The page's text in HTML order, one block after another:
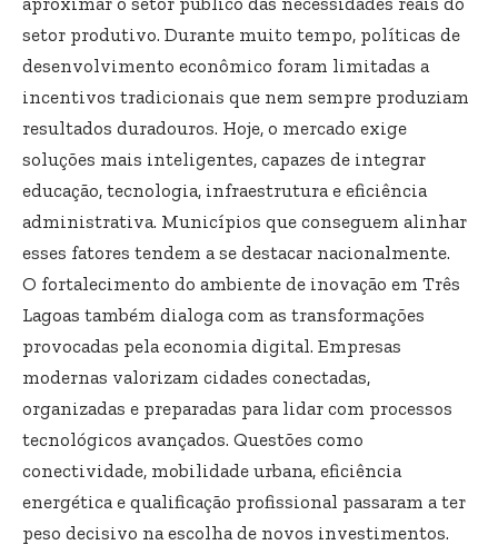
setor produtivo. Durante muito tempo, políticas de
desenvolvimento econômico foram limitadas a
incentivos tradicionais que nem sempre produziam
resultados duradouros. Hoje, o mercado exige
soluções mais inteligentes, capazes de integrar
educação, tecnologia, infraestrutura e eficiência
administrativa. Municípios que conseguem alinhar
esses fatores tendem a se destacar nacionalmente.
O fortalecimento do ambiente de inovação em Três
Lagoas também dialoga com as transformações
provocadas pela economia digital. Empresas
modernas valorizam cidades conectadas,
organizadas e preparadas para lidar com processos
tecnológicos avançados. Questões como
conectividade, mobilidade urbana, eficiência
energética e qualificação profissional passaram a ter
peso decisivo na escolha de novos investimentos.